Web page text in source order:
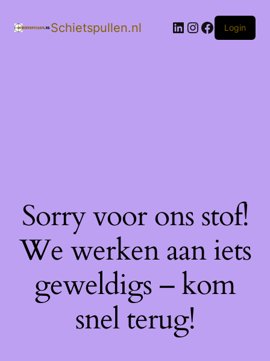
Schietspullen.nl LinkedIn
Instagram
Facebook
Login
Sorry voor ons stof!
We werken aan iets
geweldigs – kom
snel terug!